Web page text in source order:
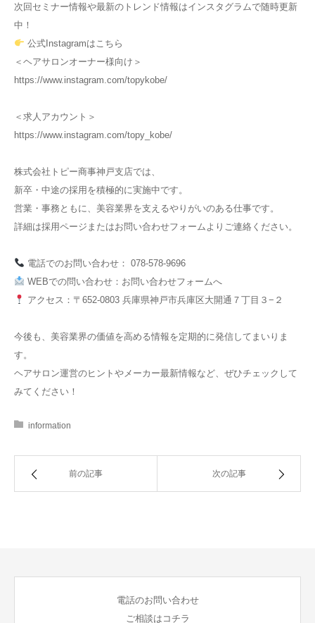
次回セミナー情報や最新のトレンド情報はインスタグラムで随時更新
中！
公式Instagramはこちら
＜ヘアサロンオーナー様向け＞
https://www.instagram.com/topykobe/
＜求人アカウント＞
https://www.instagram.com/topy_kobe/
株式会社トピー商事神戸支店では、
新卒・中途の採用を積極的に実施中です。
営業・事務ともに、美容業界を支えるやりがいのある仕事です。
詳細は採用ページまたはお問い合わせフォームよりご連絡ください。
電話でのお問い合わせ： 078-578-9696
WEBでの問い合わせ：お問い合わせフォームへ
アクセス：〒652-0803 兵庫県神戸市兵庫区大開通７丁目３−２
今後も、美容業界の価値を高める情報を定期的に発信してまいりま
す。
ヘアサロン運営のヒントやメーカー最新情報など、ぜひチェックして
みてください！
information
前の記事 次の記事
電話のお問い合わせ
ご相談はコチラ